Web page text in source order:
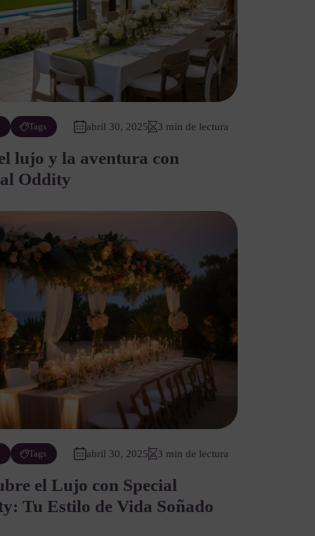
Tags abril 30, 2025 3 min de lectura
lujo y la aventura con
Oddity
Tags abril 30, 2025 3 min de lectura
el Lujo con Special
Tu Estilo de Vida Soñado